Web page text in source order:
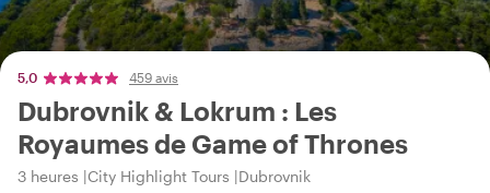
5,0 459 avis
Dubrovnik & Lokrum : Les
Royaumes de Game of Thrones
3 heures City Highlight Tours Dubrovnik